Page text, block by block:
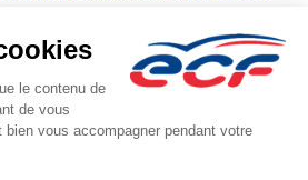
n°E2300100100
FORMA PRO - Capital social: 5000€
de TVA intracommunautaire: FR63943719419
n°E25 001 0007 0
, BOURG EN BRESSE (010000) - Représentant